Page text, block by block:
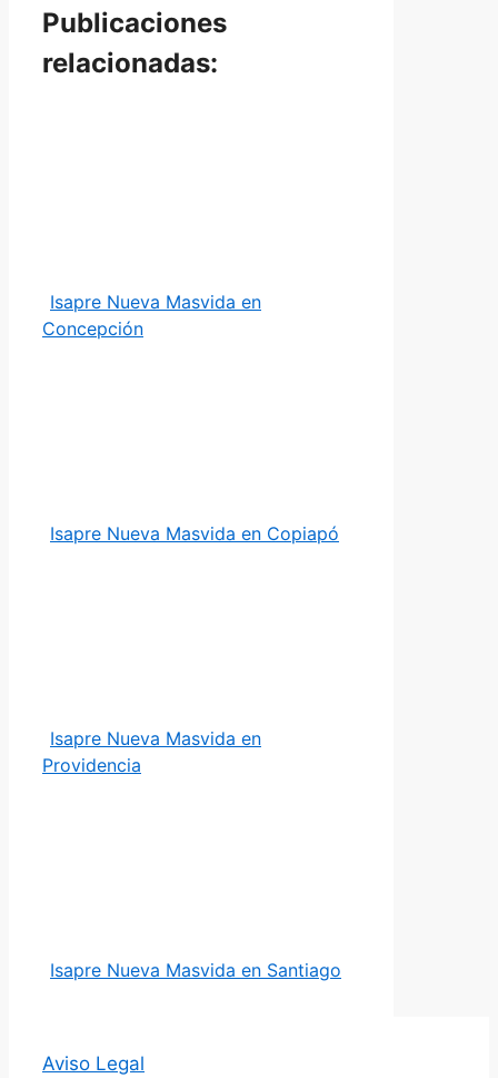
Publicaciones
relacionadas:
Isapre Nueva Masvida en
Concepción
Isapre Nueva Masvida en Copiapó
Isapre Nueva Masvida en
Providencia
Isapre Nueva Masvida en Santiago
Aviso Legal